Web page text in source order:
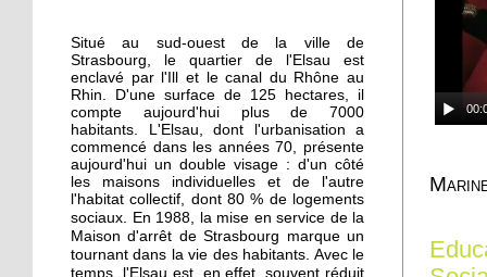
A l'Elsau, une balade
haute en couleur
18 septembre 2015
A Emmaüs Montagne-
Verte, le tri s'organise
pour les migrants
18 septembre 2015
La recherche d'emploi
Situé au sud-ouest de la ville de
Strasbourg, le quartier de l'Elsau est
enclavé par l'Ill et le canal du Rhône au
Rhin. D'une surface de 125 hectares, il
compte aujourd'hui plus de 7000
habitants. L'Elsau, dont l'urbanisation a
commencé dans les années 70, présente
aujourd'hui un double visage : d'un côté
les maisons individuelles et de l'autre
l'habitat collectif, dont 80 % de logements
sociaux. En 1988, la mise en service de la
Maison d'arrêt de Strasbourg marque un
tournant dans la vie des habitants. Avec le
temps, l'Elsau est, en effet, souvent réduit